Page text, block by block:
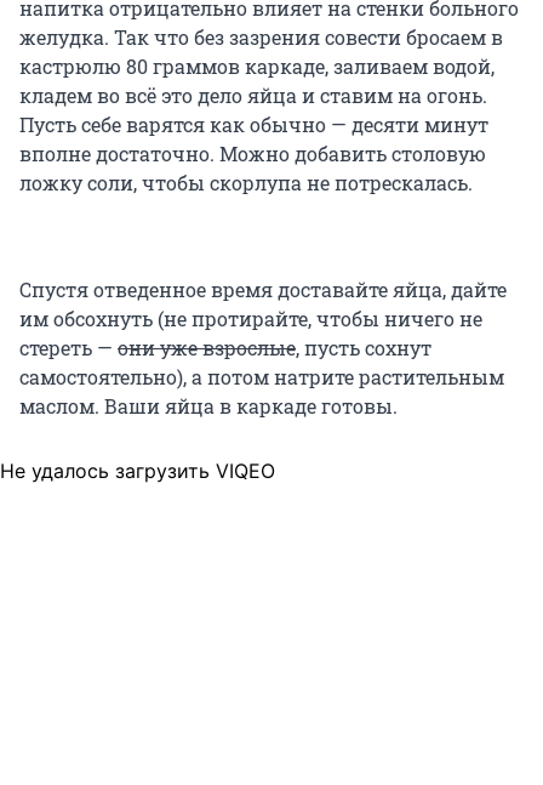
напитка отрицательно влияет на стенки больного
желудка. Так что без зазрения совести бросаем в
кастрюлю 80 граммов каркаде, заливаем водой,
кладем во всё это дело яйца и ставим на огонь.
Пусть себе варятся как обычно — десяти минут
вполне достаточно. Можно добавить столовую
ложку соли, чтобы скорлупа не потрескалась.
Спустя отведенное время доставайте яйца, дайте
им обсохнуть (не протирайте, чтобы ничего не
стереть — они уже взрослые, пусть сохнут
самостоятельно), а потом натрите растительным
маслом. Ваши яйца в каркаде готовы.
Не удалось загрузить VIQEO